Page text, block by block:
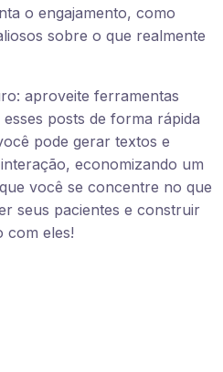
o engajamento, como
sobre o que realmente
aproveite ferramentas
posts de forma rápida
pode gerar textos e
economizando um
você se concentre no que
seus pacientes e construir
com eles!